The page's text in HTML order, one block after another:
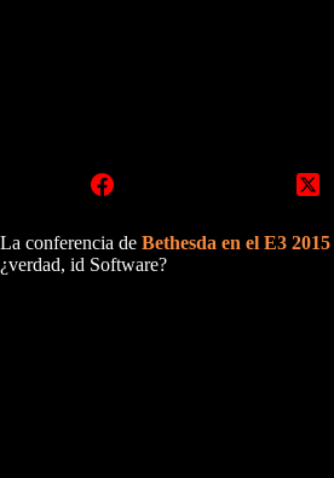
La conferencia de Bethesda en el E3 2015
¿verdad, id Software?